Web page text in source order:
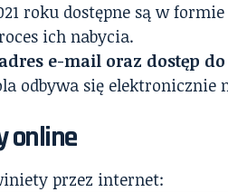
roku dostępne są w formie
ich nabycia.
e-mail oraz dostęp do
odbywa się elektronicznie
online
przez internet: